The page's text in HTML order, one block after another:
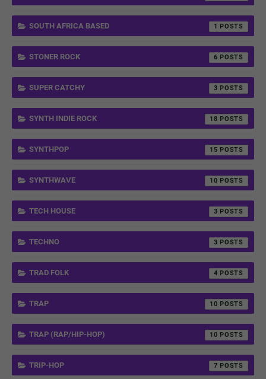
SOUTH AFRICA BASED 1
STONER ROCK 6
SUPER CATCHY 3
SYNTH INDIE ROCK 18
SYNTHPOP 15
SYNTHWAVE 10
TECH HOUSE 3
TECHNO 3
TRAD FOLK 4
TRAP 10
TRAP (RAP/HIP-HOP) 10
TRIP-HOP 7